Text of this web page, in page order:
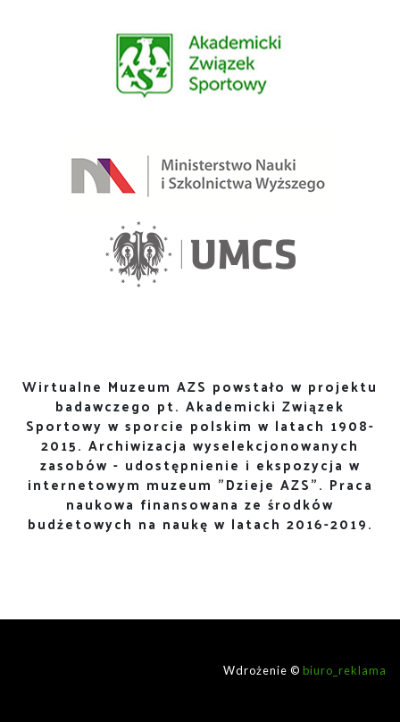
Wirtualne Muzeum AZS powstało w projektu
badawczego pt. Akademicki Związek
Sportowy w sporcie polskim w latach 1908-
2015. Archiwizacja wyselekcjonowanych
zasobów - udostępnienie i ekspozycja w
internetowym muzeum "Dzieje AZS". Praca
naukowa finansowana ze środków
budżetowych na naukę w latach 2016-2019.
Wdrożenie © biuro_reklama